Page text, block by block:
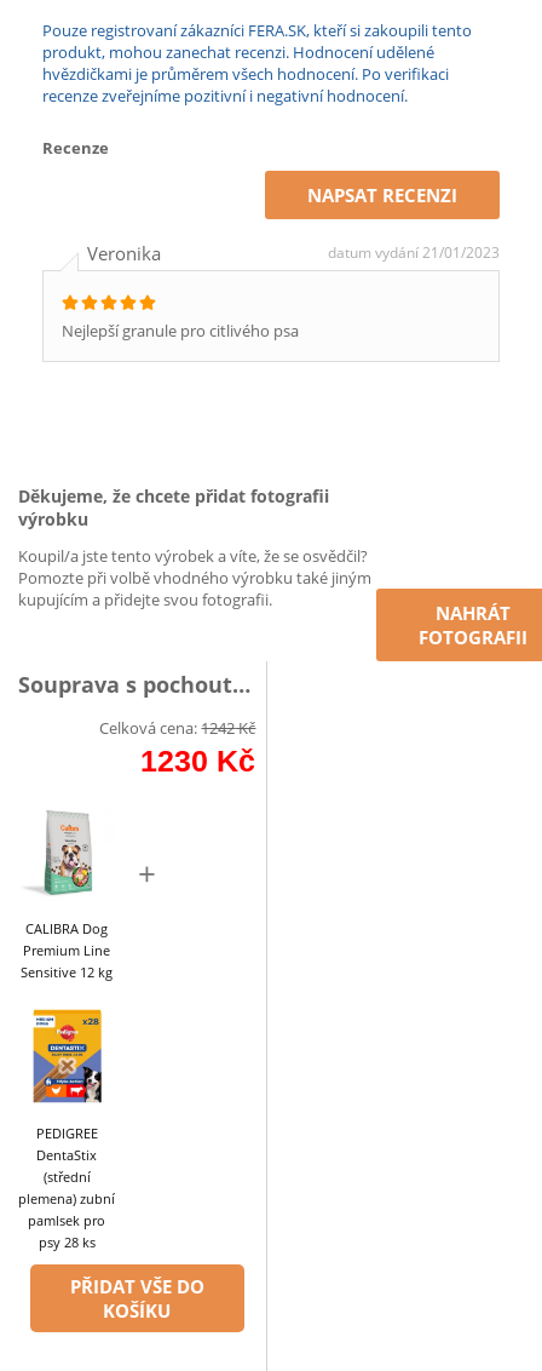
Pouze registrovaní zákazníci FERA.SK, kteří si zakoupili tento
produkt, mohou zanechat recenzi. Hodnocení udělené
hvězdičkami je průměrem všech hodnocení. Po verifikaci
recenze zveřejníme pozitivní i negativní hodnocení.
Recenze
NAPSAT RECENZI
Veronika datum vydání 21/01/2023
Nejlepší granule pro citlivého psa
Děkujeme, že chcete přidat fotografii
výrobku
Koupil/a jste tento výrobek a víte, že se osvědčil?
Pomozte při volbě vhodného výrobku také jiným
kupujícím a přidejte svou fotografii.
NAHRÁT
FOTOGRAFII
Souprava s pochoutkou
Celková cena:1242Kč
1230 Kč
CALIBRA Dog
Premium Line
Sensitive 12 kg
+
PEDIGREE
DentaStix
(střední
plemena) zubní
pamlsek pro
psy 28 ks
PŘIDAT VŠE DO
KOŠÍKU